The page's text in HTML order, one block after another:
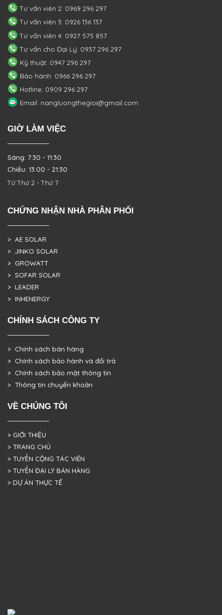
Tư vấn viên 2: 0969 296 297
Tư vấn viên 3: 0926 136 137
Tư vấn viên 4: 0927 575 857
Tư vấn cho Đại Lý: 0937 296 297
Kỹ thuật: 0947 296 297
Bảo hành: 0966 296 297
Hotline: 0909 296 297
Email: nangluongthegioi@gmail.com
GIỜ LÀM VIỆC
Sáng: 7:30 - 11:30
Chiều: 13:00 - 21:30
Từ Thứ 2 - Thứ 7
CHỨNG NHẬN NHÀ PHÂN PHỐI
> AE SOLAR
> JINKO SOLAR
> GROWATT
> SOFAR SOLAR
> LEADER
> INHENERGY
CHÍNH SÁCH CÔNG TY
> Chính sách bán hàng
> Chính sách bảo hành và đổi trả
> Chính sách bảo mật thông tin
> Thông tin chuyển khoản
VỀ CHÚNG TÔI
> GIỚI THIỆU
> TRANG CHỦ
> TUYỂN CỘNG TÁC VIÊN
> TUYỂN ĐẠI LÝ BÁN HÀNG
> DỰ ÁN THỰC TẾ